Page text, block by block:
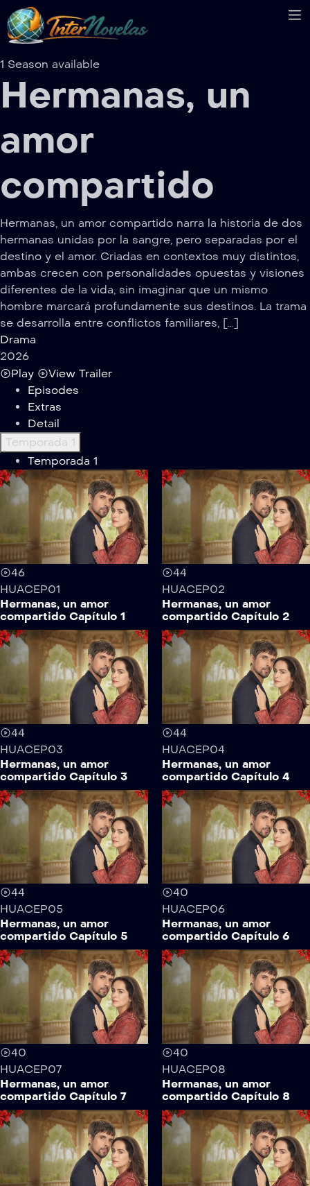
1 Season available
Hermanas, un
amor
compartido
Hermanas, un amor compartido narra la historia de dos
hermanas unidas por la sangre, pero separadas por el
destino y el amor. Criadas en contextos muy distintos,
ambas crecen con personalidades opuestas y visiones
diferentes de la vida, sin imaginar que un mismo
hombre marcará profundamente sus destinos. La trama
se desarrolla entre conflictos familiares, […]
Drama
2026
Play
View Trailer
Episodes
Extras
Detail
Temporada 1
Temporada 1
46
HUACEP01
Hermanas, un amor
compartido Capítulo 1
44
HUACEP02
Hermanas, un amor
compartido Capítulo 2
44
HUACEP03
Hermanas, un amor
compartido Capítulo 3
44
HUACEP04
Hermanas, un amor
compartido Capítulo 4
44
HUACEP05
Hermanas, un amor
compartido Capítulo 5
40
HUACEP06
Hermanas, un amor
compartido Capítulo 6
40
HUACEP07
Hermanas, un amor
compartido Capítulo 7
40
HUACEP08
Hermanas, un amor
compartido Capítulo 8